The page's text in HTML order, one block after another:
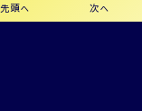
先頭へ 次へ